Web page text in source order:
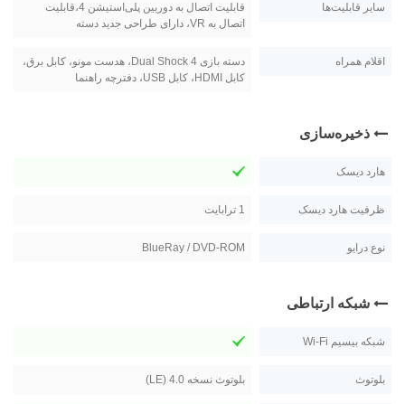
سایر قابلیت‌ها
قابلیت اتصال به دوربین پلی‌استیشن 4،قابلیت
اتصال به VR، دارای طراحی جدید دسته
اقلام همراه
دسته بازی Dual Shock 4، هدست مونو، کابل برق،
کابل HDMI، کابل USB، دفترچه راهنما
ذخیره‌سازی
هارد دیسک
ظرفیت هارد دیسک 1 ترابايت
نوع درایو BlueRay / DVD-ROM
شبکه ارتباطی
شبکه بیسیم Wi-Fi
بلوتوث بلوتوث نسخه 4.0 (LE)